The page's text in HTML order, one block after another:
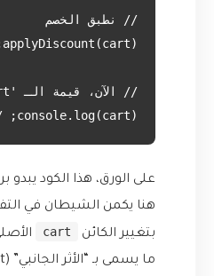
console.log(cart); // { items: ["خبز", "جبنة"], total: 4.50 }
على الورق، هذا الكود يبدو
هنا يكمن الشيطان في
بتغيير الكائن
cart
ما يسمى بـ “الأثر الجانبي” (Side Effect).